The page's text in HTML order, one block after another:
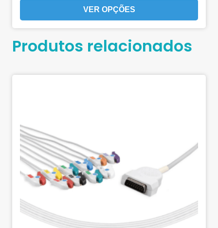
VER OPÇÕES
Produtos relacionados